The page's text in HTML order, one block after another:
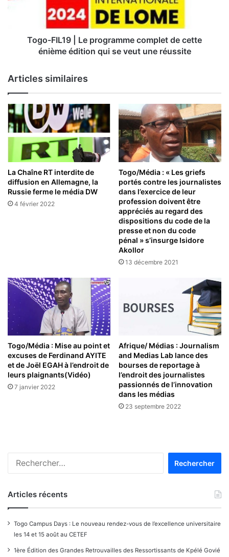
de
une
réussite
Togo-FIL19 | Le programme complet de cette
énième édition qui se veut une réussite
Articles similaires
La Chaîne RT interdite de
diffusion en Allemagne, la
Russie ferme le média DW
4 février 2022
Togo/Média : « Les griefs
portés contre les journalistes
dans l’exercice de leur
profession doivent être
appréciés au regard des
dispositions du code de la
presse et non du code
pénal » s’insurge Isidore
Akollor
13 décembre 2021
Togo/Média : Mise au point et
excuses de Ferdinand AYITE
et de Joël EGAH à l’endroit de
leurs plaignants(Vidéo)
7 janvier 2022
Afrique/ Médias : Journalism
and Medias Lab lance des
bourses de reportage à
l’endroit des journalistes
passionnés de l’innovation
dans les médias
23 septembre 2022
Articles récents
Togo Campus Days : Le nouveau rendez-vous de l’excellence universitaire
les 14 et 15 août au CETEF
1ère Édition des Grandes Retrouvailles des Ressortissants de Kpélé Govié